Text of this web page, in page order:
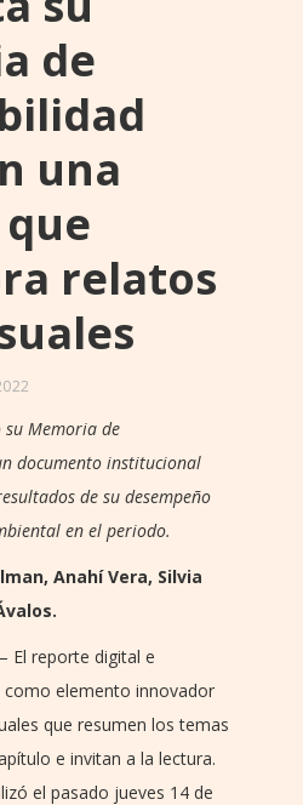
de
una
relatos
su Memoria de
documento institucional
de su desempeño
en el periodo.
Anahí Vera, Silvia
El reporte digital e
elemento innovador
que resumen los temas
e invitan a la lectura.
el pasado jueves 14 de